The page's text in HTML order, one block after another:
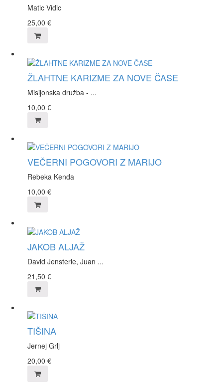
Matic Vidic
25,00 €
ŽLAHTNE KARIZME ZA NOVE ČASE
Misijonska družba - ...
10,00 €
VEČERNI POGOVORI Z MARIJO
Rebeka Kenda
10,00 €
JAKOB ALJAŽ
David Jensterle, Juan ...
21,50 €
TIŠINA
Jernej Grlj
20,00 €